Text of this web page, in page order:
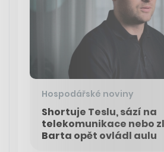
Hospodářské noviny
Shortuje Teslu, sází na
telekomunikace nebo
Barta opět ovládl aulu